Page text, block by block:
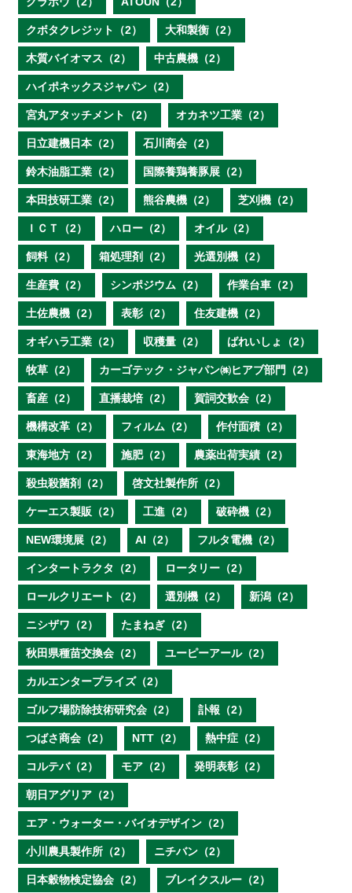
クボタクレジット（2） 大和製衡（2）
木質バイオマス（2） 中古農機（2）
ハイポネックスジャパン（2）
宮丸アタッチメント（2） オカネツ工業（2）
日立建機日本（2） 石川商会（2）
鈴木油脂工業（2） 国際養鶏養豚展（2）
本田技研工業（2） 熊谷農機（2） 芝刈機（2）
ＩＣＴ（2） ハロー（2） オイル（2）
飼料（2） 箱処理剤（2） 光選別機（2）
生産費（2） シンポジウム（2） 作業台車（2）
土佐農機（2） 表彰（2） 住友建機（2）
オギハラ工業（2） 収穫量（2） ばれいしょ（2）
牧草（2） カーゴテック・ジャパン㈱ヒアブ部門（2）
畜産（2） 直播栽培（2） 賀詞交歓会（2）
機構改革（2） フィルム（2） 作付面積（2）
東海地方（2） 施肥（2） 農薬出荷実績（2）
殺虫殺菌剤（2） 啓文社製作所（2）
ケーエス製販（2） 工進（2） 破砕機（2）
NEW環境展（2） AI（2） フルタ電機（2）
インタートラクタ（2） ロータリー（2）
ロールクリエート（2） 選別機（2） 新潟（2）
ニシザワ（2） たまねぎ（2）
秋田県種苗交換会（2） ユーピーアール（2）
カルエンタープライズ（2）
ゴルフ場防除技術研究会（2） 訃報（2）
つばさ商会（2） NTT（2） 熱中症（2）
コルテバ（2） モア（2） 発明表彰（2）
朝日アグリア（2）
エア・ウォーター・バイオデザイン（2）
小川農具製作所（2） ニチバン（2）
日本穀物検定協会（2） ブレイクスルー（2）